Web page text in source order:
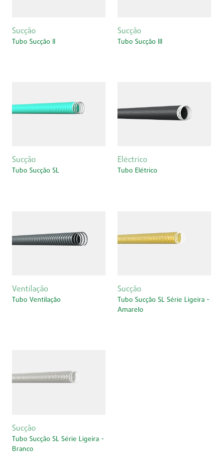
Sucção
Tubo Sucção II
Sucção
Tubo Sucção III
Sucção
Tubo Sucção SL
Eléctrico
Tubo Elétrico
Ventilação
Tubo Ventilação
Sucção
Tubo Sucção SL Série Ligeira -
Amarelo
Sucção
Tubo Sucção SL Série Ligeira -
Branco